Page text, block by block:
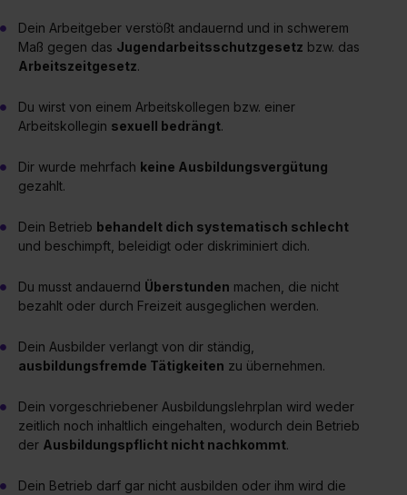
Dein Arbeitgeber verstößt andauernd und in schwerem
Maß gegen das Jugendarbeitsschutzgesetz bzw. das
Arbeitszeitgesetz.
Du wirst von einem Arbeitskollegen bzw. einer
Arbeitskollegin sexuell bedrängt.
Dir wurde mehrfach keine Ausbildungsvergütung
gezahlt.
Dein Betrieb behandelt dich systematisch schlecht
und beschimpft, beleidigt oder diskriminiert dich.
Du musst andauernd Überstunden machen, die nicht
bezahlt oder durch Freizeit ausgeglichen werden.
Dein Ausbilder verlangt von dir ständig,
ausbildungsfremde Tätigkeiten zu übernehmen.
Dein vorgeschriebener Ausbildungslehrplan wird weder
zeitlich noch inhaltlich eingehalten, wodurch dein Betrieb
der Ausbildungspflicht nicht nachkommt.
Dein Betrieb darf gar nicht ausbilden oder ihm wird die